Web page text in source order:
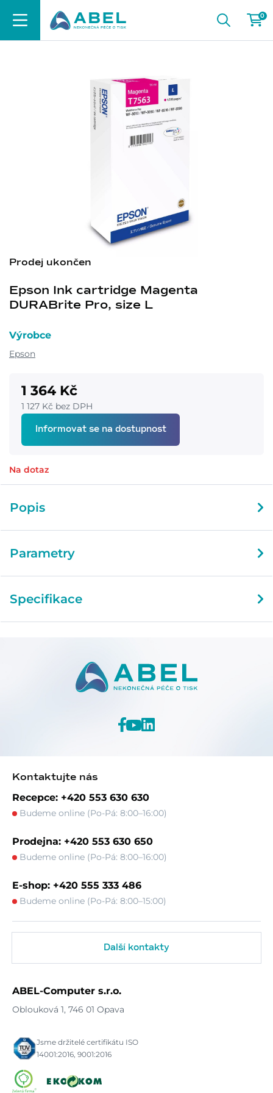
0
Prodej ukončen
Epson Ink cartridge Magenta
DURABrite Pro, size L
Výrobce
Epson
1 364 Kč
1 127 Kč bez DPH
Informovat se na dostupnost
Na dotaz
Popis
Parametry
Specifikace
Kontaktujte nás
Recepce: +420 553 630 630
Budeme online (Po-Pá: 8:00–16:00)
Prodejna: +420 553 630 650
Budeme online (Po-Pá: 8:00–16:00)
E-shop: +420 555 333 486
Budeme online (Po-Pá: 8:00–15:00)
Další kontakty
ABEL-Computer s.r.o.
Oblouková 1, 746 01 Opava
Jsme držitelé certifikátu ISO
14001:2016, 9001:2016